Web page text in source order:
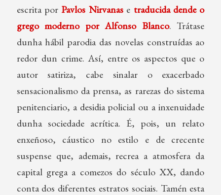
escrita por Pavlos Nirvanase traducida dende o
grego moderno por Alfonso Blanco. Trátase
dunha hábil parodia das novelas construídas ao
redor dun crime. Así, entre os aspectos que o
autor satiriza, cabe sinalar o exacerbado
sensacionalismo da prensa, as rarezas do sistema
penitenciario, a desidia policial ou a inxenuidade
dunha sociedade acrítica. É, pois, un relato
enxeñoso, cáustico no estilo e de crecente
suspense que, ademais, recrea a atmosfera da
capital grega a comezos do século XX, dando
conta dos diferentes estratos sociais. Tamén esta